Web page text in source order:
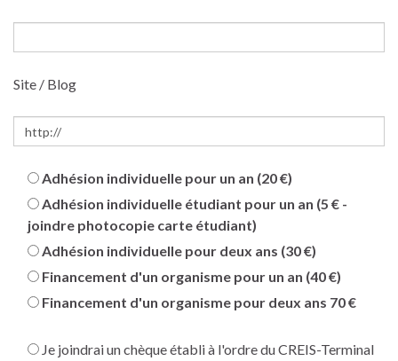
Site / Blog
Adhésion individuelle pour un an (20 €)
Adhésion individuelle étudiant pour un an (5 € -
joindre photocopie carte étudiant)
Adhésion individuelle pour deux ans (30 €)
Financement d'un organisme pour un an (40 €)
Financement d'un organisme pour deux ans 70 €
Je joindrai un chèque établi à l'ordre du CREIS-Terminal